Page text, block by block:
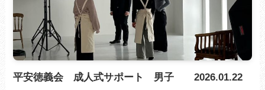
平安徳義会 成人式サポート 男子 2026.01.22